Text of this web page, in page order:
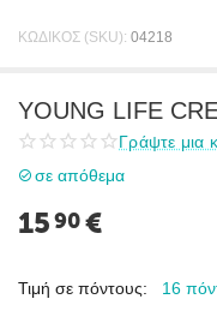
ΚΩΔΙΚΟΣ (SKU): 04218
YOUNG LIFE
Γράψτε μια
σε απόθεμα
1590€
Τιμή σε πόντους: 16